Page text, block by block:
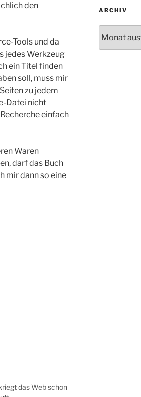
den
Tools und da
jedes Werkzeug
ein Titel finden
soll, muss mir
zu jedem
Datei nicht
einfach
Waren
darf das Buch
mir dann so eine
das Web schon
ARCHIV